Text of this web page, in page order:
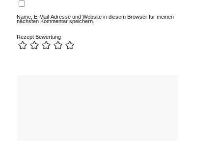
Name, E-Mail-Adresse und Website in diesem Browser für meinen
nächsten Kommentar speichern.
Rezept Bewertung